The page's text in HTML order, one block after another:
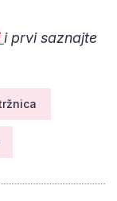
i prvi saznajte